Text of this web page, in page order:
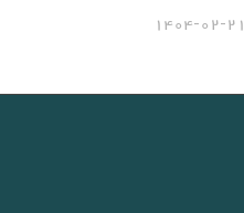
1404-02-21